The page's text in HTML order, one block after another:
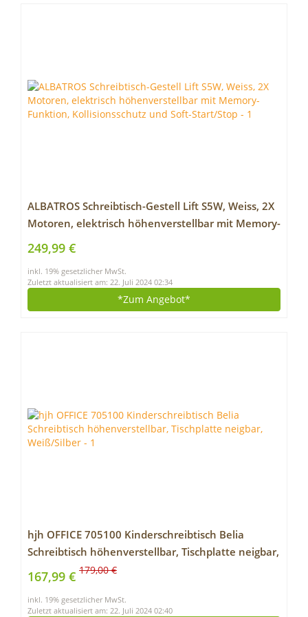
ALBATROS Schreibtisch-Gestell Lift S5W, Weiss, 2X
Motoren, elektrisch höhenverstellbar mit Memory-
Funktion, Kollisionsschutz und Soft-Start/Stop
249,99 €
inkl. 19% gesetzlicher MwSt.
Zuletzt aktualisiert am: 22. Juli 2024 02:34
*Zum Angebot*
hjh OFFICE 705100 Kinderschreibtisch Belia
Schreibtisch höhenverstellbar, Tischplatte neigbar,
Weiß/Silber
167,99 € 179,00 €
inkl. 19% gesetzlicher MwSt.
Zuletzt aktualisiert am: 22. Juli 2024 02:40